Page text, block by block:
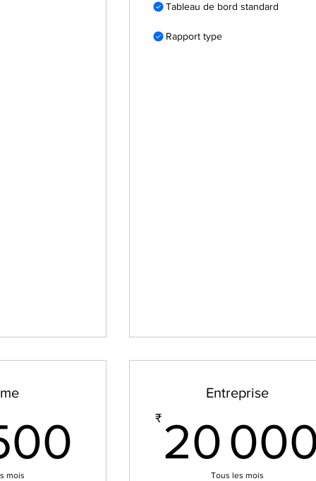
Tableau de bord standard
Rapport type
12 500₹
mois
Entreprise
₹ 20
Tous les mois